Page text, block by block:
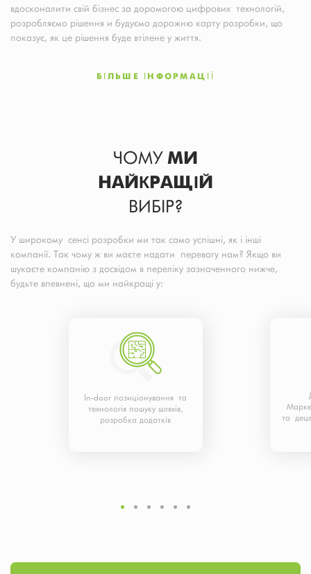
вдосконалити свій бізнес за доромогою цифрових технологій,
розробляємо рішення и будуємо дорожню карту розробки, що
показує, як це рішення буде втілене у життя.
БІЛЬШЕ ІНФОРМАЦІЇ
ЧОМУ МИ
НАЙКРАЩІЙ
ВИБІР?
У широкому сенсі розробки ми так само успішні, як і інші
компанії. Так чому ж ви маєте надати перевагу нам? Якщо ви
шукаєте компанію з досвідом в переліку зазначенного нижче,
будьте впевнені, що ми найкращі у:
In-door позиціонування та
технологія пошуку шляхів,
розробка додатків
та